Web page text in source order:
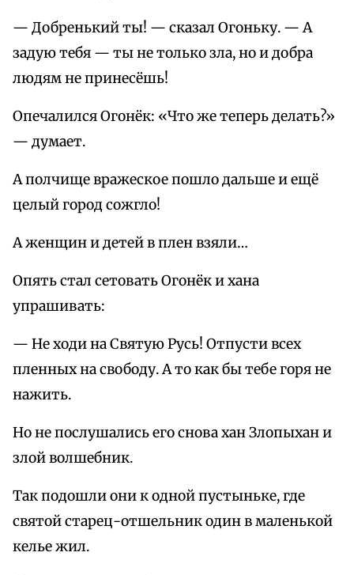
— Добренький ты! — сказал Огоньку. — А
задую тебя — ты не только зла, но и добра
людям не принесёшь!
Опечалился Огонёк: «Что же теперь делать?»
— думает.
А полчище вражеское пошло дальше и ещё
целый город сожгло!
А женщин и детей в плен взяли…
Опять стал сетовать Огонёк и хана
упрашивать:
— Не ходи на Святую Русь! Отпусти всех
пленных на свободу. А то как бы тебе горя не
нажить.
Но не послушались его снова хан Злопыхан и
злой волшебник.
Так подошли они к одной пустыньке, где
святой старец-отшельник один в маленькой
келье жил.